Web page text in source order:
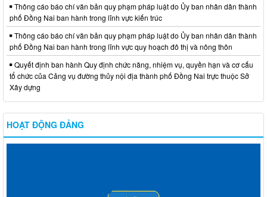
Thông cáo báo chí văn bản quy phạm pháp luật do Ủy ban nhân dân thành
phố Đồng Nai ban hành trong lĩnh vực kiến trúc
Thông cáo báo chí văn bản quy phạm pháp luật do Ủy ban nhân dân thành
phố Đồng Nai ban hành trong lĩnh vực quy hoạch đô thị và nông thôn
Quyết định ban hành Quy định chức năng, nhiệm vụ, quyền hạn và cơ cấu
tổ chức của Cảng vụ đường thủy nội địa thành phố Đồng Nai trực thuộc Sở
Xây dựng
HOẠT ĐỘNG ĐẢNG